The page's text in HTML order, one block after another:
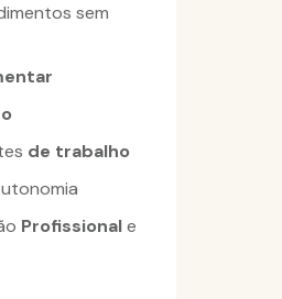
sem
de trabalho
Profissionale